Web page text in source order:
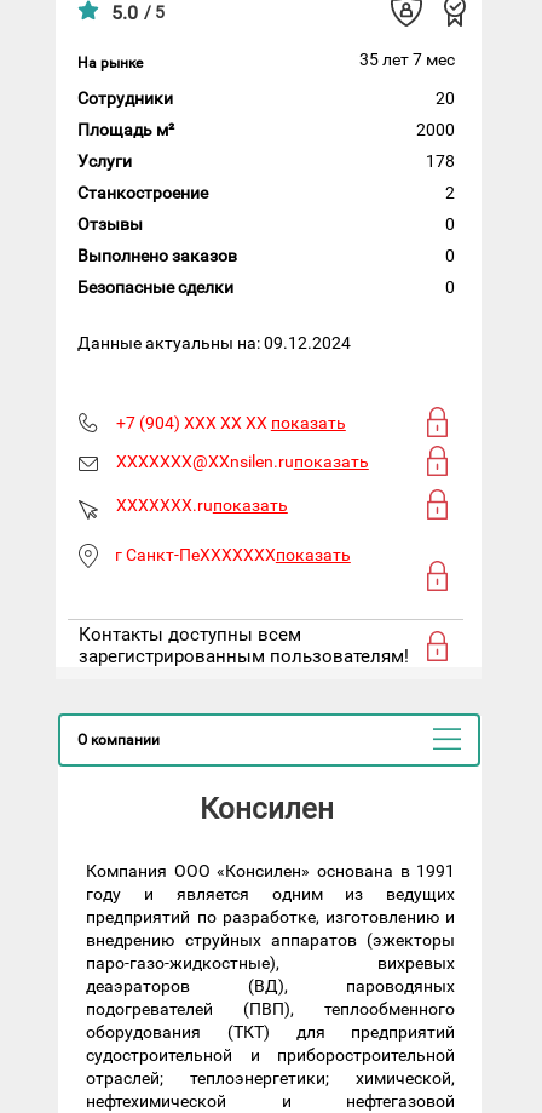
5.0 / 5
На рынке
35 лет 7 мес
Сотрудники
20
Площадь м²
2000
Услуги
178
Станкостроение
2
Отзывы
0
Выполнено заказов
0
Безопасные сделки
0
Данные актуальны на: 09.12.2024
+7 (904) XXX XX XX показать
XXXXXXX@XXnsilen.ruпоказать
XXXXXXX.ruпоказать
г Санкт-ПеXXXXXXXпоказать
Контакты доступны всем
зарегистрированным пользователям!
О компании
Консилен
Компания ООО «Консилен» основана в 1991
году и является одним из ведущих
предприятий по разработке, изготовлению и
внедрению струйных аппаратов (эжекторы
паро-газо-жидкостные), вихревых
деаэраторов (ВД), пароводяных
подогревателей (ПВП), теплообменного
оборудования (ТКТ) для предприятий
судостроительной и приборостроительной
отраслей; теплоэнергетики; химической,
нефтехимической и нефтегазовой